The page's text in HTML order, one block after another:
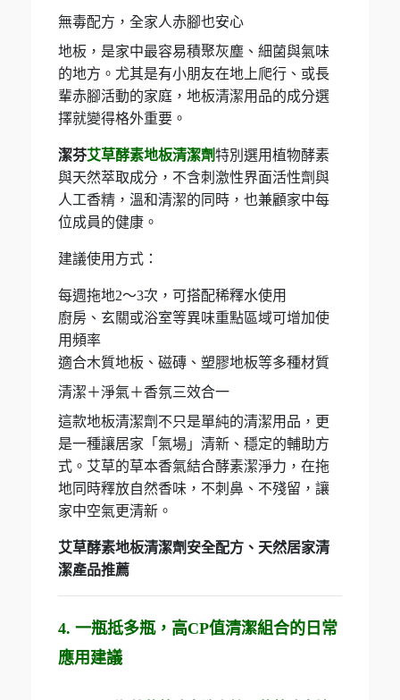
無毒配方，全家人赤腳也安心
地板，是家中最容易積聚灰塵、細菌與氣味
的地方。尤其是有小朋友在地上爬行、或長
輩赤腳活動的家庭，地板清潔用品的成分選
擇就變得格外重要。
潔芬艾草酵素地板清潔劑特別選用植物酵素
與天然萃取成分，不含刺激性界面活性劑與
人工香精，溫和清潔的同時，也兼顧家中每
位成員的健康。
建議使用方式：
每週拖地2～3次，可搭配稀釋水使用
廚房、玄關或浴室等異味重點區域可增加使
用頻率
適合木質地板、磁磚、塑膠地板等多種材質
清潔＋淨氣＋香氛三效合一
這款地板清潔劑不只是單純的清潔用品，更
是一種讓居家「氣場」清新、穩定的輔助方
式。艾草的草本香氣結合酵素潔淨力，在拖
地同時釋放自然香味，不刺鼻、不殘留，讓
家中空氣更清新。
艾草酵素地板清潔劑安全配方、天然居家清
潔產品推薦
4. 一瓶抵多瓶，高CP值清潔組合的日常
應用建議